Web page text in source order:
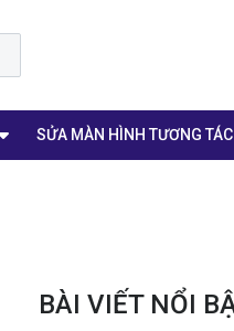
SỬA MÀN HÌNH TƯƠNG TÁC
BÀI VIẾT NỔI